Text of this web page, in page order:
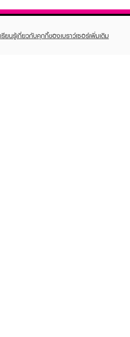
เรียนรู้เกี่ยวกับคุกกี้ของเบราว์เซอร์เพิ่มเติม